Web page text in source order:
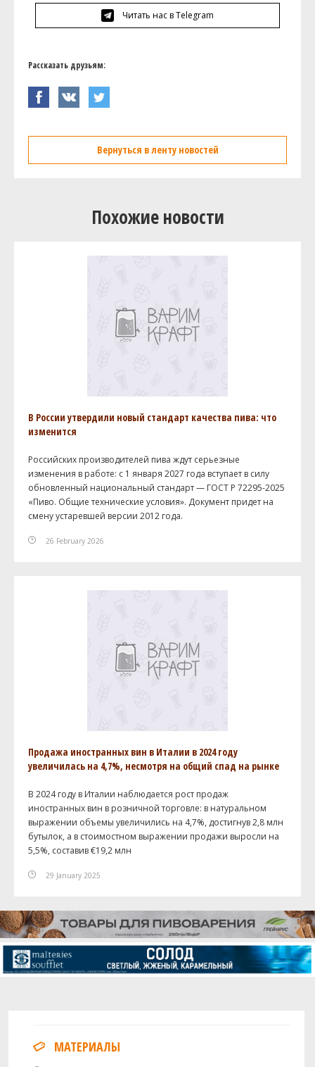
Читать нас в Telegram
Рассказать друзьям:
Вернуться в ленту новостей
Похожие новости
В России утвердили новый стандарт качества пива: что
изменится
Российских производителей пива ждут серьезные
изменения в работе: с 1 января 2027 года вступает в силу
обновленный национальный стандарт — ГОСТ Р 72295-2025
«Пиво. Общие технические условия». Документ придет на
смену устаревшей версии 2012 года.
26 February 2026
Продажа иностранных вин в Италии в 2024 году
увеличилась на 4,7%, несмотря на общий спад на рынке
В 2024 году в Италии наблюдается рост продаж
иностранных вин в розничной торговле: в натуральном
выражении объемы увеличились на 4,7%, достигнув 2,8 млн
бутылок, а в стоимостном выражении продажи выросли на
5,5%, составив €19,2 млн
29 January 2025
МАТЕРИАЛЫ